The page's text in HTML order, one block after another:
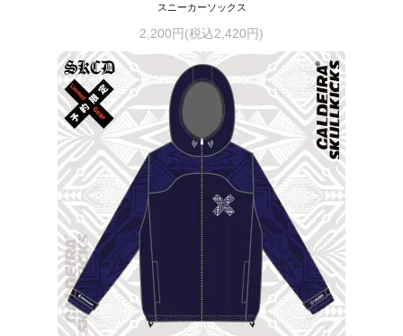
スニーカーソックス
2,200円(税込2,420円)